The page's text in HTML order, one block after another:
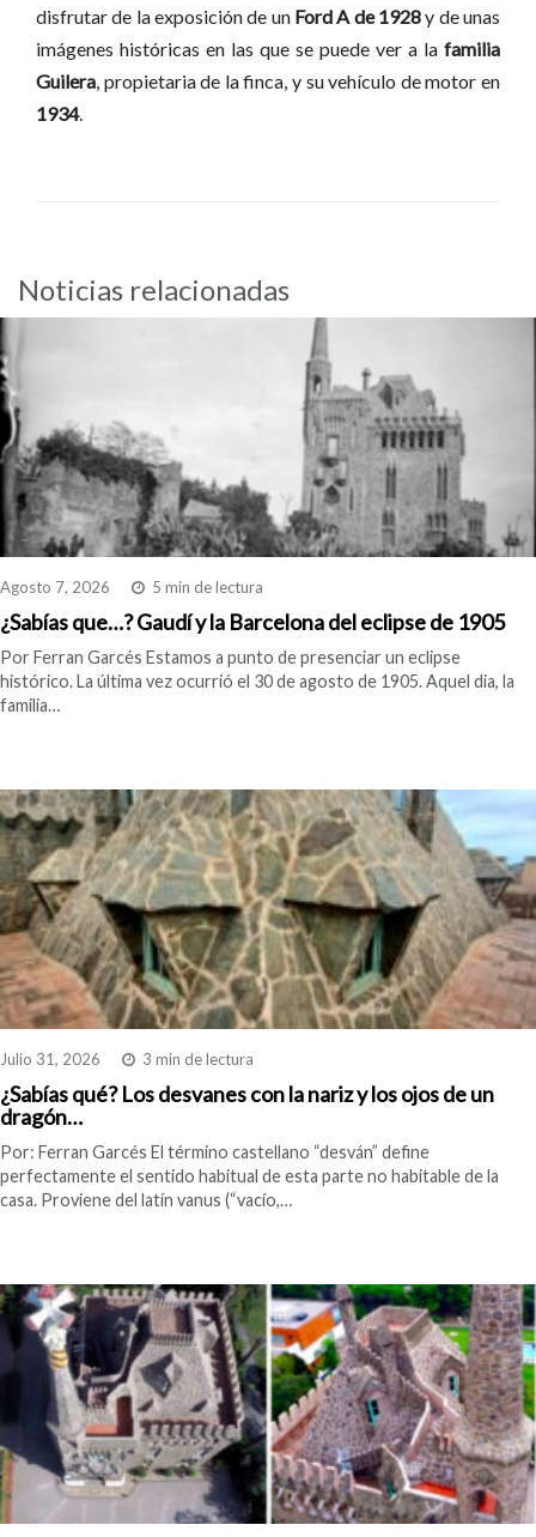
disfrutar de la exposición de un Ford A de 1928y de unas
imágenes históricas en las que se puede ver a la familia
Guilera , propietaria de la finca, y su vehículo de motor en
1934.
Noticias relacionadas
Agosto 7, 2026 5 min de lectura
¿Sabías que…? Gaudí y la Barcelona del eclipse de 1905
Por Ferran Garcés Estamos a punto de presenciar un eclipse
histórico. La última vez ocurrió el 30 de agosto de 1905. Aquel dia, la
familia…
Julio 31, 2026 3 min de lectura
¿Sabías qué? Los desvanes con la nariz y los ojos de un
dragón…
Por: Ferran Garcés El término castellano “desván” define
perfectamente el sentido habitual de esta parte no habitable de la
casa. Proviene del latín vanus (“vacío,…